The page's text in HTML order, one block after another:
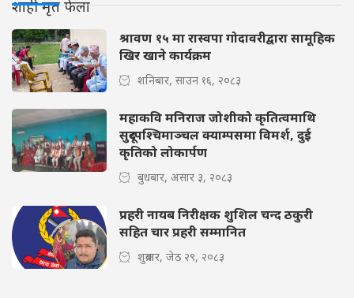
श्रावण १५ मा रास्वपा गोदावरीद्वारा सामूहिक
खिर खाने कार्यक्रम
शनिबार, साउन १६, २०८३
महाकवि मनिराज जोशीको कृतित्वमाथि
सुदूरपश्चिमाञ्चल क्याम्पसमा विमर्श, दुई
कृतिको लोकार्पण
बुधबार, असार ३, २०८३
प्रहरी नायब निरीक्षक शुशिल चन्द ठकुरी
सहित चार प्रहरी सम्मानित
शुक्रबार, जेठ २९, २०८३